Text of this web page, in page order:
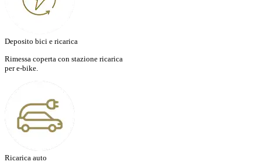
Deposito bici e ricarica
Rimessa coperta con stazione ricarica
per e-bike.
Ricarica auto